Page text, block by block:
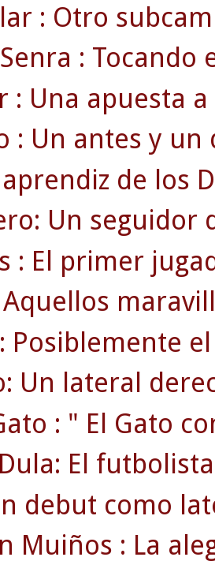
: Otro
: Tocando
: Una apuesta
: Un antes y un
de los
Un seguidor
: El primer
Posiblemente
Un lateral
: " El Gato
El
debut como
Muiños : La